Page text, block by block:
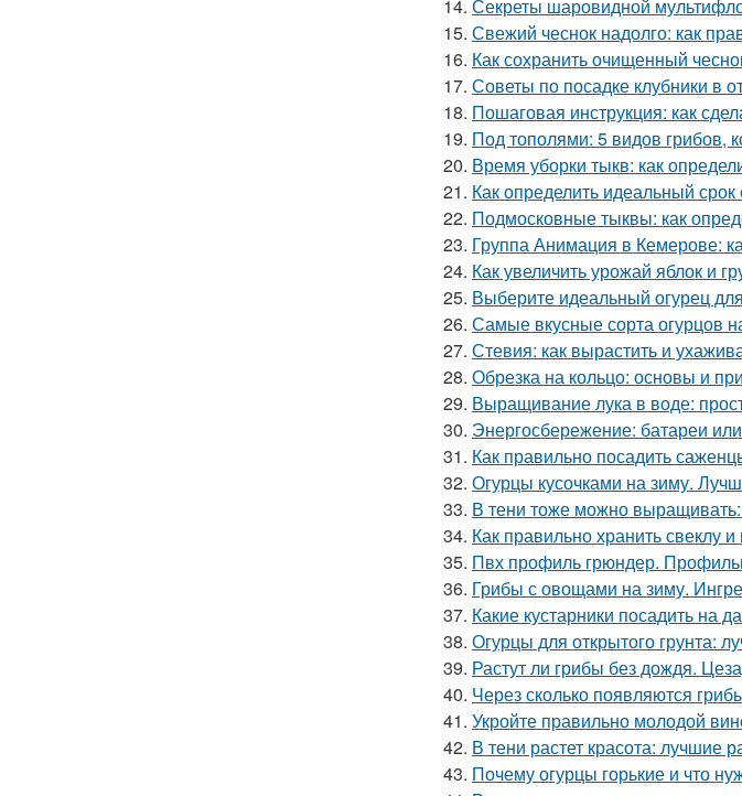
14. Секреты шаровидной
15. Свежий чеснок надолго: как
16. Как сохранить очищенный
17. Советы по посадке клубники в
18. Пошаговая инструкция: как
19. Под тополями: 5 видов грибов,
20. Время уборки тыкв: как
21. Как определить идеальный
22. Подмосковные тыквы: как
23. Группа Анимация в Кемерове:
24. Как увеличить урожай яблок и
25. Выберите идеальный огурец
26. Самые вкусные сорта огурцов
27. Стевия: как вырастить и
28. Обрезка на кольцо: основы и
29. Выращивание лука в воде:
30. Энергосбережение: батареи
31. Как правильно посадить
32. Огурцы кусочками на зиму.
33. В тени тоже можно
34. Как правильно хранить свеклу
35. Пвх профиль грюндер.
36. Грибы с овощами на зиму.
37. Какие кустарники посадить на
38. Огурцы для открытого грунта:
39. Растут ли грибы без дождя.
40. Через сколько появляются
41. Укройте правильно молодой
42. В тени растет красота: лучшие
43. Почему огурцы горькие и что